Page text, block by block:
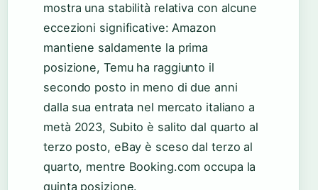
mostra una stabilità relativa con alcune
eccezioni significative: Amazon
mantiene saldamente la prima
posizione, Temu ha raggiunto il
secondo posto in meno di due anni
dalla sua entrata nel mercato italiano a
metà 2023, Subito è salito dal quarto al
terzo posto, eBay è sceso dal terzo al
quarto, mentre Booking.com occupa la
quinta posizione.